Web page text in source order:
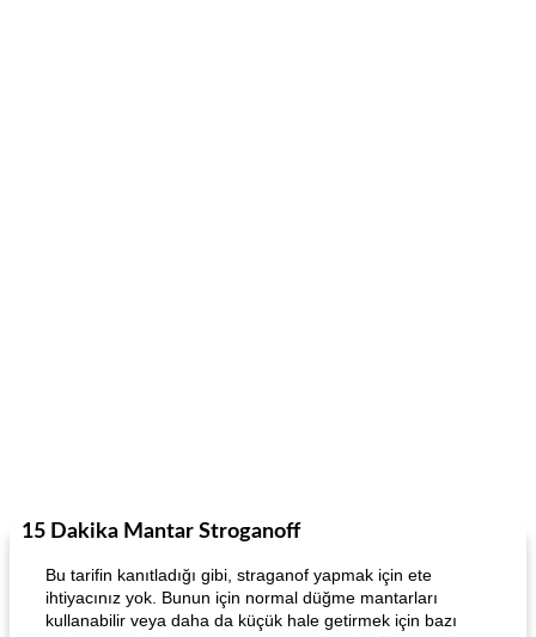
15 Dakika Mantar Stroganoff
Bu tarifin kanıtladığı gibi, straganof yapmak için ete
ihtiyacınız yok. Bunun için normal düğme mantarları
kullanabilir veya daha da küçük hale getirmek için bazı